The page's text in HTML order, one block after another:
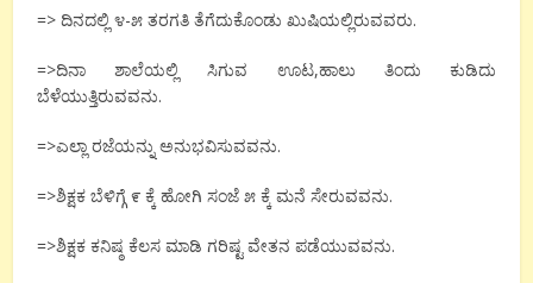
=> ದಿನದಲ್ಲಿ ೪-೫ ತರಗತಿ ತೆಗೆದುಕೊಂಡು ಖುಷಿಯಲ್ಲಿರುವವರು.
=>ದಿನಾ ಶಾಲೆಯಲ್ಲಿ ಸಿಗುವ ಊಟ,ಹಾಲು ತಿಂದು ಕುಡಿದು
ಬೆಳೆಯುತ್ತಿರುವವನು.
=>ಎಲ್ಲಾ ರಜೆಯನ್ನು ಅನುಭವಿಸುವವನು.
=>ಶಿಕ್ಷಕ ಬೆಳಿಗ್ಗೆ ೯ ಕ್ಕೆ ಹೋಗಿ ಸಂಜೆ ೫ ಕ್ಕೆ ಮನೆ ಸೇರುವವನು.
=>ಶಿಕ್ಷಕ ಕನಿಷ್ಠ ಕೆಲಸ ಮಾಡಿ ಗರಿಷ್ಟ ವೇತನ ಪಡೆಯುವವನು.